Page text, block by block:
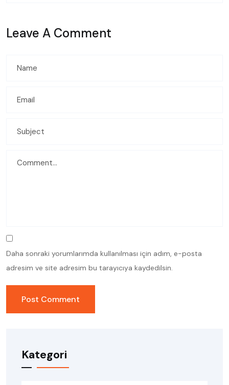
Leave A Comment
Daha sonraki yorumlarımda kullanılması için adım, e-posta
adresim ve site adresim bu tarayıcıya kaydedilsin.
Kategori